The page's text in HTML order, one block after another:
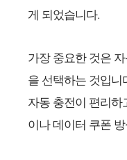
게 되었습니다.
가장 중요한 것은
을 선택하는 것입니
자동 충전이 편리하
이나 데이터 쿠폰